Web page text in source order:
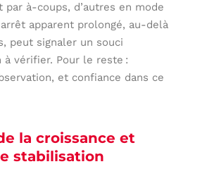
par à-coups, d’autres en mode
apparent prolongé, au-delà
peut signaler un souci
à vérifier. Pour le reste :
et confiance dans ce
la croissance et
stabilisation